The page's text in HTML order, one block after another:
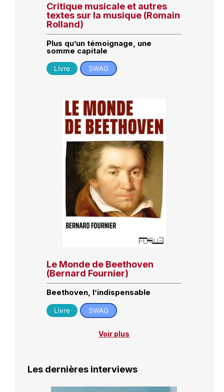
Critique musicale et autres
textes sur la musique (Romain
Rolland)
Plus qu’un témoignage, une
somme capitale
Livre SWAG
Le Monde de Beethoven
(Bernard Fournier)
Beethoven, l’indispensable
Livre SWAG
Voir plus
Les dernières interviews